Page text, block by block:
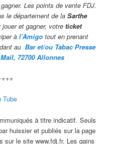
Les points de vente FDJ.
le département de laSarthe
et gagner, votre ticket
àl’Amigo tout en prenant
au Bar et/ou Tabac Presse
72700 Allonnes
Tube
à titre indicatif. Seuls
huissier et publiés sur la page
sur le site www.fdj.fr. Les gains